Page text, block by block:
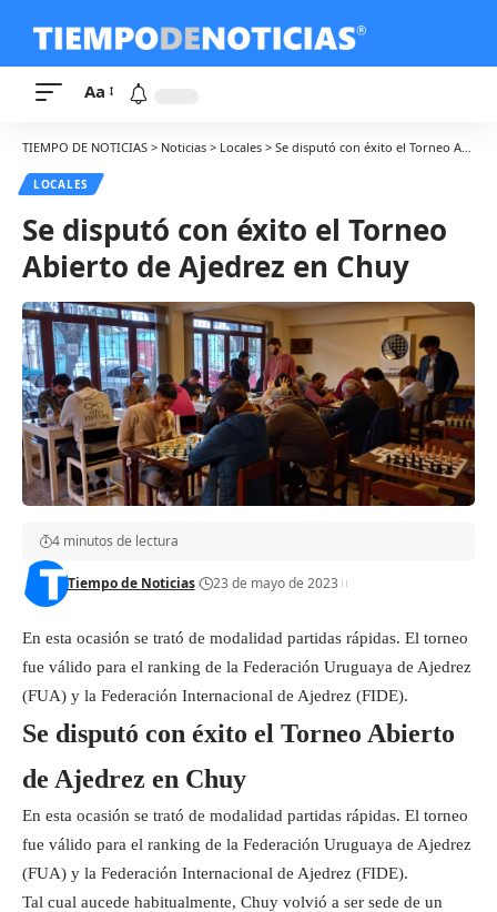
Aa
TIEMPO DE NOTICIAS > Noticias > Locales > Se disputó con éxito el Torneo Abierto de Ajedrez en Chuy
LOCALES
Se disputó con éxito el Torneo
Abierto de Ajedrez en Chuy
Tiempo de Noticias 23 de mayo de 2023
4 minutos de lectura
En esta ocasión se trató de modalidad partidas rápidas. El torneo
fue válido para el ranking de la Federación Uruguaya de Ajedrez
(FUA) y la Federación Internacional de Ajedrez (FIDE).
Se disputó con éxito el Torneo Abierto
de Ajedrez en Chuy
En esta ocasión se trató de modalidad partidas rápidas. El torneo
fue válido para el ranking de la Federación Uruguaya de Ajedrez
(FUA) y la Federación Internacional de Ajedrez (FIDE).
Tal cual aucede habitualmente, Chuy volvió a ser sede de un